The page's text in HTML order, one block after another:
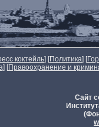
коктейль] [Политика] [
] [Правоохранение и
Сайт